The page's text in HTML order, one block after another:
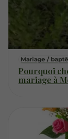
Mariage /
Pourquoi
mariage à